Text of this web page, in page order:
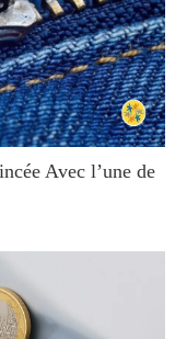
Avec l’une de